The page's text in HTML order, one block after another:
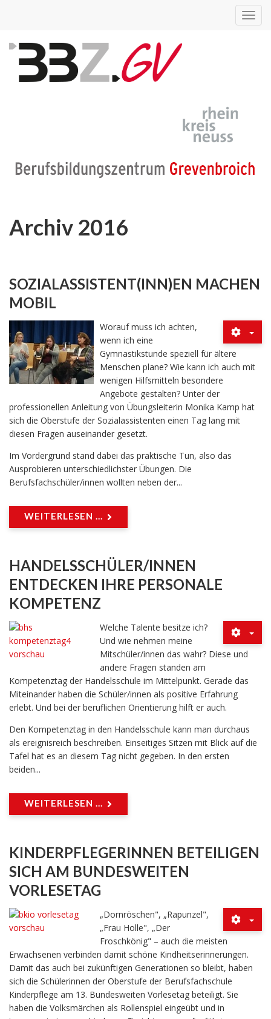
Archiv 2016
SOZIALASSISTENT(INN)EN MACHEN
MOBIL
Worauf muss ich achten,
wenn ich eine
Gymnastikstunde speziell für ältere
Menschen plane? Wie kann ich auch mit
wenigen Hilfsmitteln besondere
Angebote gestalten? Unter der
professionellen Anleitung von Übungsleiterin Monika Kamp hat
sich die Oberstufe der Sozialassistenten einen Tag lang mit
diesen Fragen auseinander gesetzt.
Im Vordergrund stand dabei das praktische Tun, also das
Ausprobieren unterschiedlichster Übungen. Die
Berufsfachschüler/innen wollten neben der...
WEITERLESEN ...
HANDELSSCHÜLER/INNEN
ENTDECKEN IHRE PERSONALE
KOMPETENZ
Welche Talente besitze ich?
Und wie nehmen meine
Mitschüler/innen das wahr? Diese und
andere Fragen standen am
Kompetenztag der Handelsschule im Mittelpunkt. Gerade das
Miteinander haben die Schüler/innen als positive Erfahrung
erlebt. Und bei der beruflichen Orientierung hilft er auch.
Den Kompetenztag in den Handelsschule kann man durchaus
als ereignisreich beschreiben. Einseitiges Sitzen mit Blick auf die
Tafel hat es an diesem Tag nicht gegeben. In den ersten
beiden...
WEITERLESEN ...
KINDERPFLEGERINNEN BETEILIGEN
SICH AM BUNDESWEITEN
VORLESETAG
„Dornröschen", „Rapunzel",
„Frau Holle", „Der
Froschkönig" – auch die meisten
Erwachsenen verbinden damit schöne Kindheitserinnerungen.
Damit das auch bei zukünftigen Generationen so bleibt, haben
sich die Schülerinnen der Oberstufe der Berufsfachschule
Kinderpflege am 13. Bundesweiten Vorlesetag beteiligt. Sie
haben die Volksmärchen als Rollenspiel eingeübt und in